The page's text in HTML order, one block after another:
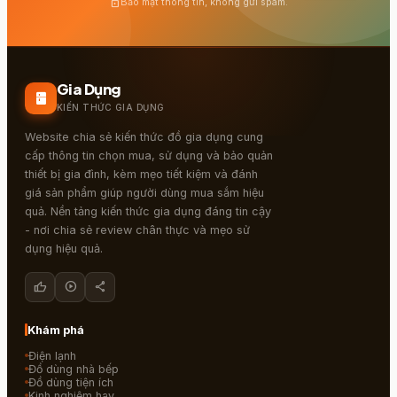
kitchen Gia Dụng
KIẾN THỨC GIA DỤNG
Website chia sẻ kiến thức đồ gia dụng cung
cấp thông tin chọn mua, sử dụng và bảo quản
thiết bị gia đình, kèm mẹo tiết kiệm và đánh
giá sản phẩm giúp người dùng mua sắm hiệu
quả. Nền tảng kiến thức gia dụng đáng tin cậy
- nơi chia sẻ review chân thực và mẹo sử
dụng hiệu quả.
thumb_up play_circle share
Khám phá
Điện lạnh
Đồ dùng nhà bếp
Đồ dùng tiện ích